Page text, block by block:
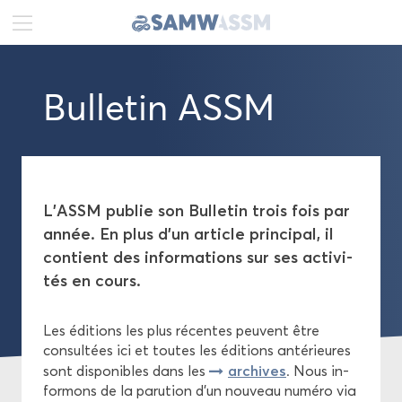
Ac­tua­li­tés
Por­trait
Pu­bli­ca­tions
Di­rec­tives
Feuilles de route
Re­com­man­da­tions
Bul­le­tin ASSM
L’ASSM pu­blie son Bul­le­tin trois fois par
année. En plus d’un ar­ticle prin­ci­pal, il
contient des in­for­ma­tions sur ses ac­ti­vi­
tés en cours.
Les édi­tions les plus ré­centes peuvent être
consul­tées ici et toutes les édi­tions an­té­rieures
sont dis­po­nibles dans les
ar­chives. Nous in­
for­mons de la pa­ru­tion d’un nou­veau nu­mé­ro via